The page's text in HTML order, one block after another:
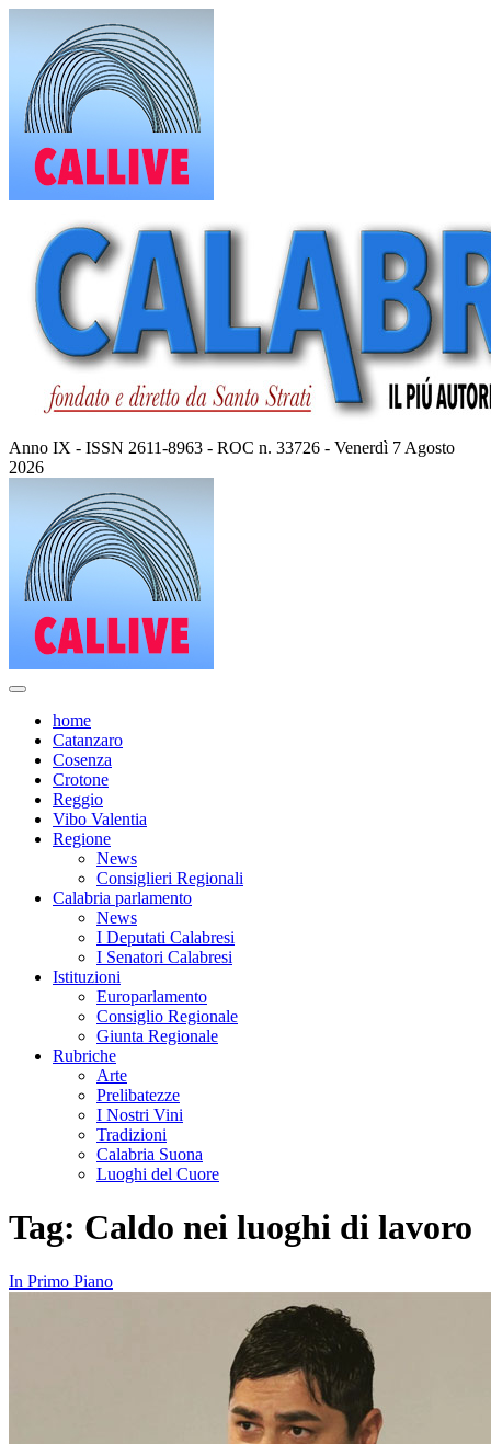
contenuto
Anno IX - ISSN 2611-8963 - ROC n. 33726 - Venerdì 7 Agosto
2026
home
Catanzaro
Cosenza
Crotone
Reggio
Vibo Valentia
Regione
News
Consiglieri Regionali
Calabria parlamento
News
I Deputati Calabresi
I Senatori Calabresi
Istituzioni
Europarlamento
Consiglio Regionale
Giunta Regionale
Rubriche
Arte
Prelibatezze
I Nostri Vini
Tradizioni
Calabria Suona
Luoghi del Cuore
Tag: Caldo nei luoghi di lavoro
In Primo Piano